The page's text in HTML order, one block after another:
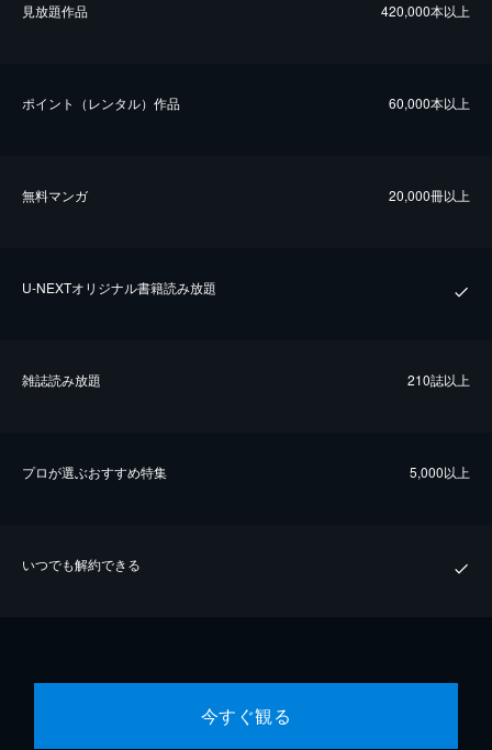
⾒放題作品 420,000本以上
ポイント（レンタル）作品 60,000本以上
無料マンガ 20,000冊以上
U-NEXTオリジナル書籍読み放題
雑誌読み放題 210誌以上
プロが選ぶおすすめ特集 5,000以上
いつでも解約できる
今すぐ観る